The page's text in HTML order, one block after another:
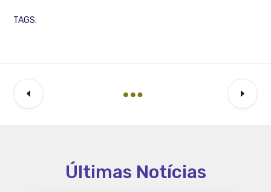
TAGS:
Últimas Notícias